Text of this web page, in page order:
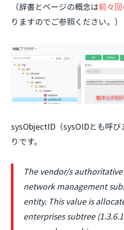
（辞書とページの概念は前々
りますのでご参照ください。）
sysObjectID（sysOIDとも呼
りです。
The vendor/s
network management
entity. This value is
enterprises subtree